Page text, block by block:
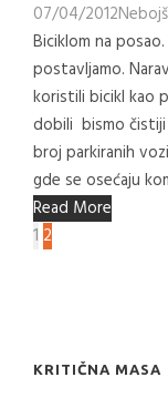
07/04/2012
Biciklom na
postavljamo.
koristili bicikl kao
dobili bismo čistiji
broj parkiranih
gde se osećaju
Read More
1 2
KRITIČNA MASA